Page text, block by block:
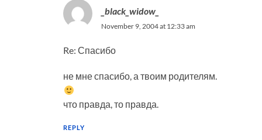
_black_widow_
November 9, 2004 at 12:33 am
Re: Спасибо
не мне спасибо, а твоим родителям.
что правда, то правда.
REPLY